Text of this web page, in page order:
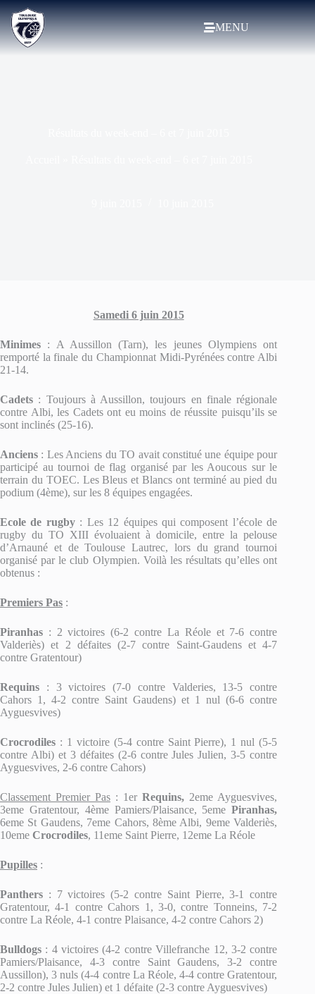
MENU
Samedi 6 juin 2015
Minimes : A Aussillon (Tarn), les jeunes Olympiens ont
remporté la finale du Championnat Midi-Pyrénées contre Albi
21-14.
Cadets : Toujours à Aussillon, toujours en finale régionale
contre Albi, les Cadets ont eu moins de réussite puisqu’ils se
sont inclinés (25-16).
Anciens : Les Anciens du TO avait constitué une équipe pour
participé au tournoi de flag organisé par les Aoucous sur le
terrain du TOEC. Les Bleus et Blancs ont terminé au pied du
podium (4ème), sur les 8 équipes engagées.
Ecole de rugby: Les 12 équipes qui composent l’école de
rugby du TO XIII évoluaient à domicile, entre la pelouse
d’Arnauné et de Toulouse Lautrec, lors du grand tournoi
organisé par le club Olympien. Voilà les résultats qu’elles ont
obtenus :
Premiers Pas :
Piranhas : 2 victoires (6-2 contre La Réole et 7-6 contre
Valderiès) et 2 défaites (2-7 contre Saint-Gaudens et 4-7
contre Gratentour)
Requins : 3 victoires (7-0 contre Valderies, 13-5 contre
Cahors 1, 4-2 contre Saint Gaudens) et 1 nul (6-6 contre
Ayguesvives)
Crocrodiles : 1 victoire (5-4 contre Saint Pierre), 1 nul (5-5
contre Albi) et 3 défaites (2-6 contre Jules Julien, 3-5 contre
Ayguesvives, 2-6 contre Cahors)
Classement Premier Pas : 1erRequins, 2eme Ayguesvives,
3eme Gratentour, 4ème Pamiers/Plaisance, 5emePiranhas,
6eme St Gaudens, 7eme Cahors, 8ème Albi, 9eme Valderiès,
10eme Crocrodiles, 11eme Saint Pierre, 12eme La Réole
Pupilles :
Panthers : 7 victoires (5-2 contre Saint Pierre, 3-1 contre
Gratentour, 4-1 contre Cahors 1, 3-0, contre Tonneins, 7-2
contre La Réole, 4-1 contre Plaisance, 4-2 contre Cahors 2)
Bulldogs : 4 victoires (4-2 contre Villefranche 12, 3-2 contre
Pamiers/Plaisance, 4-3 contre Saint Gaudens, 3-2 contre
Aussillon), 3 nuls (4-4 contre La Réole, 4-4 contre Gratentour,
2-2 contre Jules Julien) et 1 défaite (2-3 contre Ayguesvives)